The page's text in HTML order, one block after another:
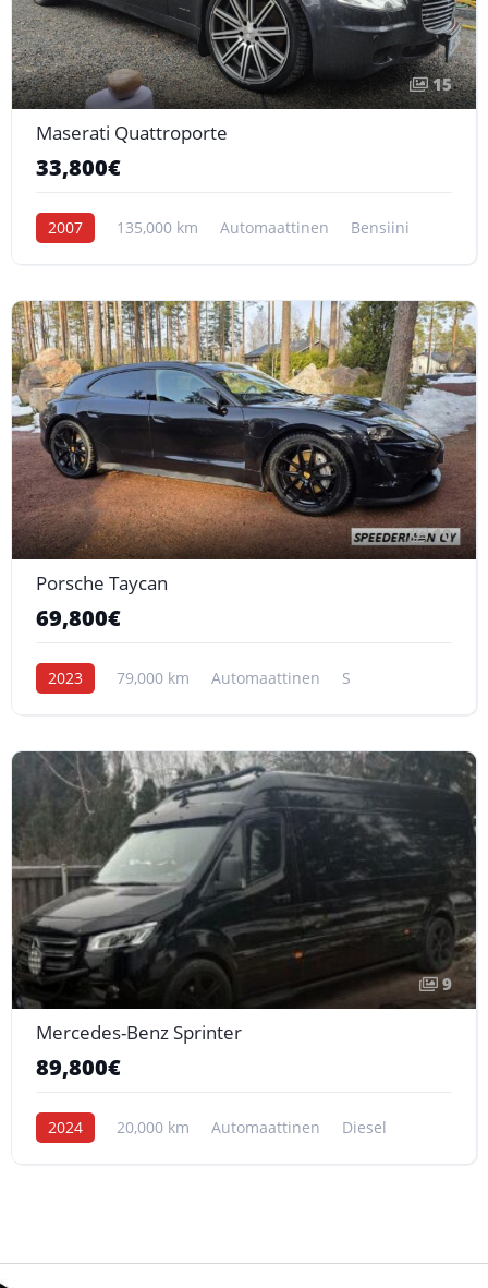
15
Maserati Quattroporte
33,800€
2007 135,000 km Automaattinen Bensiini
10
Porsche Taycan
69,800€
2023 79,000 km Automaattinen S
9
Mercedes-Benz Sprinter
89,800€
2024 20,000 km Automaattinen Diesel